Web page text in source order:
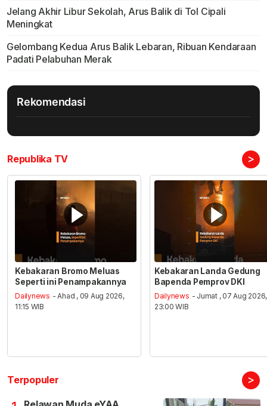
Jelang Akhir Libur Sekolah, Arus Balik di Tol Cipali
Meningkat
Gelombang Kedua Arus Balik Lebaran, Ribuan Kendaraan
Padati Pelabuhan Merak
Rekomendasi
Republika TV >
Kebakaran Bromo Meluas
Seperti ini Penampakannya
Dailynews - Ahad , 09 Aug 2026,
11:15 WIB
Kebakaran Landa Gedung
Bapenda Pemprov DKI
Dailynews - Jumat , 07 Aug 2026,
23:00 WIB
Terpopuler >